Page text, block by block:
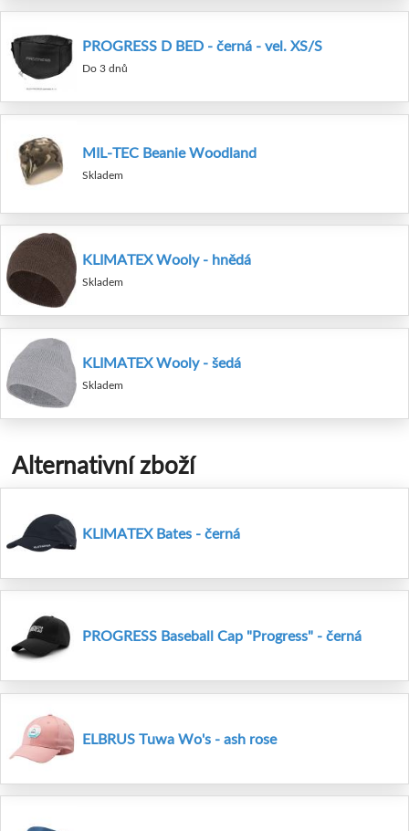
PROGRESS D BED - černá - vel. XS/S
Do 3 dnů
MIL-TEC Beanie Woodland
Skladem
KLIMATEX Wooly - hnědá
Skladem
KLIMATEX Wooly - šedá
Skladem
Alternativní zboží
KLIMATEX Bates - černá
PROGRESS Baseball Cap "Progress" - černá
ELBRUS Tuwa Wo's - ash rose